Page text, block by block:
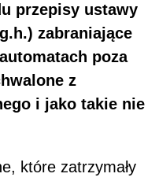
przepisy ustawy
zabraniające
poza
z
i jako takie nie
które zatrzymały